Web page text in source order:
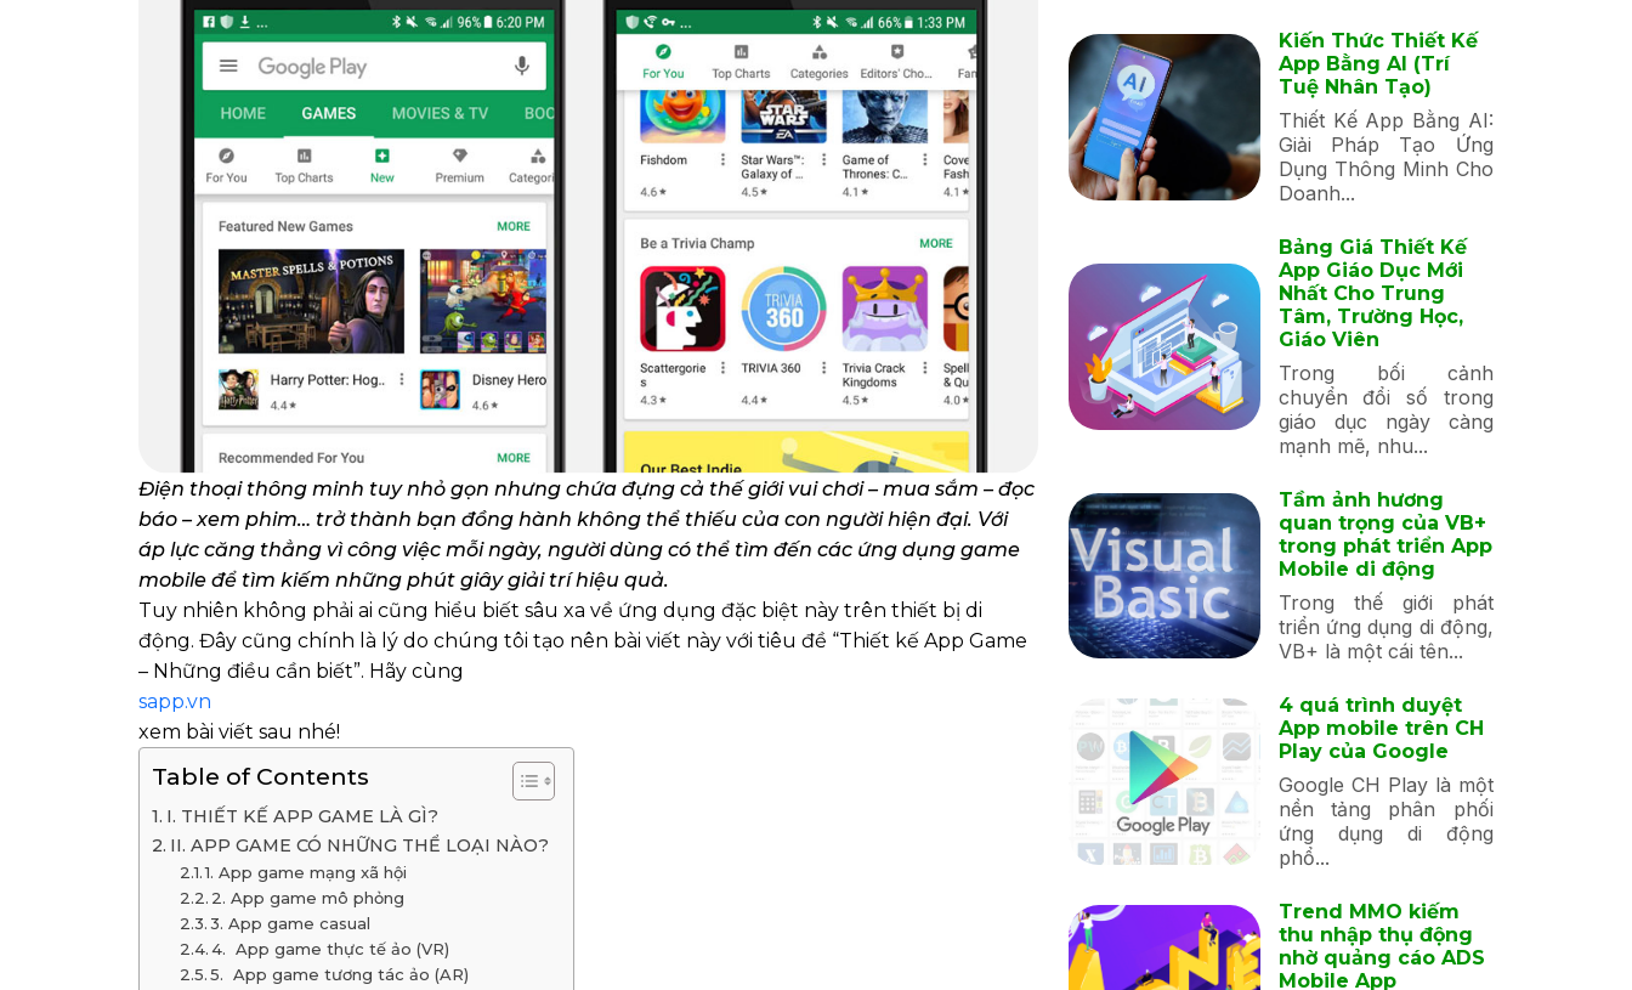
Điện thoại thông minh tuy nhỏ gọn nhưng chứa đựng cả thế giới vui chơi – mua sắm – đọc
báo – xem phim… trở thành bạn đồng hành không thể thiếu của con người hiện đại. Với
áp lực căng thẳng vì công việc mỗi ngày, người dùng có thể tìm đến các ứng dụng game
mobile để tìm kiếm những phút giây giải trí hiệu quả.
Tuy nhiên không phải ai cũng hiểu biết sâu xa về ứng dụng đặc biệt này trên thiết bị di
động. Đây cũng chính là lý do chúng tôi tạo nên bài viết này với tiêu đề “Thiết kế App Game
– Những điều cần biết”. Hãy cùng
sapp.vn
xem bài viết sau nhé!
Table of Contents
I. THIẾT KẾ APP GAME LÀ GÌ?
II. APP GAME CÓ NHỮNG THỂ LOẠI NÀO?
1. App game mạng xã hội
2. App game mô phỏng
3. App game casual
4. App game thực tế ảo (VR)
5. App game tương tác ảo (AR)
Kiến Thức Thiết Kế
App Bằng AI (Trí
Tuệ Nhân Tạo)
Thiết Kế App Bằng AI:
Giải Pháp Tạo Ứng
Dụng Thông Minh Cho
Doanh...
Bảng Giá Thiết Kế
App Giáo Dục Mới
Nhất Cho Trung
Tâm, Trường Học,
Giáo Viên
Trong bối cảnh
chuyển đổi số trong
giáo dục ngày càng
mạnh mẽ, nhu...
Tầm ảnh hương
quan trọng của VB+
trong phát triển App
Mobile di động
Trong thế giới phát
triển ứng dụng di động,
VB+ là một cái tên...
4 quá trình duyệt
App mobile trên CH
Play của Google
Google CH Play là một
nền tảng phân phối
ứng dụng di động
phổ...
Trend MMO kiếm
thu nhập thụ động
nhờ quảng cáo ADS
Mobile App